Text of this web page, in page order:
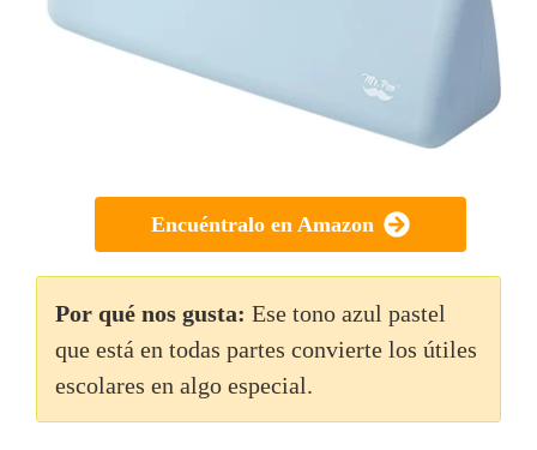
Encuéntralo en Amazon
Por qué nos gusta: Ese tono azul pastel
que está en todas partes convierte los útiles
escolares en algo especial.